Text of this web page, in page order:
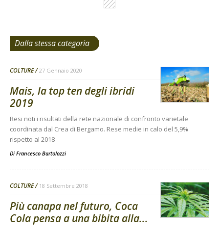
Dalla stessa categoria
COLTURE 27 Gennaio 2020
Mais, la top ten degli ibridi
2019
Resi noti i risultati della rete nazionale di confronto varietale
coordinata dal Crea di Bergamo. Rese medie in calo del 5,9%
rispetto al 2018
Di Francesco Bartolozzi
COLTURE 18 Settembre 2018
Più canapa nel futuro, Coca
Cola pensa a una bibita alla...